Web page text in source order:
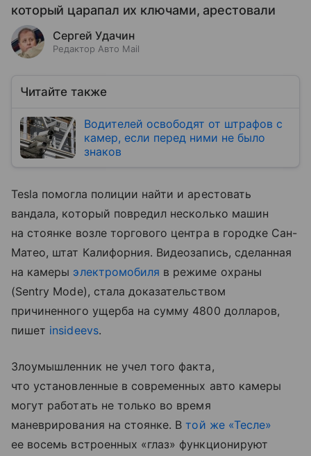
который царапал их ключами, арестовали
Сергей Удачин
Редактор Авто Mail
Читайте также
Водителей освободят от штрафов с
камер, если перед ними не было
знаков
Tesla помогла полиции найти и арестовать
вандала, который повредил несколько машин
на стоянке возле торгового центра в городке Сан-
Матео, штат Калифорния. Видеозапись, сделанная
на камеры электромобиля в режиме охраны
(Sentry Mode), стала доказательством
причиненного ущерба на сумму 4800 долларов,
пишет insideevs.
Злоумышленник не учел того факта,
что установленные в современных авто камеры
могут работать не только во время
маневрирования на стоянке. Втой же «Тесле»
ее восемь встроенных «глаз» функционируют